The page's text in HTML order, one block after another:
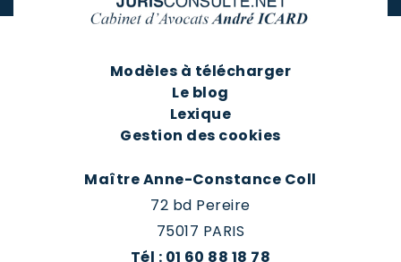
Modèles à télécharger
Le blog
Lexique
Gestion des cookies
Maître Anne-Constance Coll
72 bd Pereire
75017 PARIS
Tél : 01 60 88 18 78